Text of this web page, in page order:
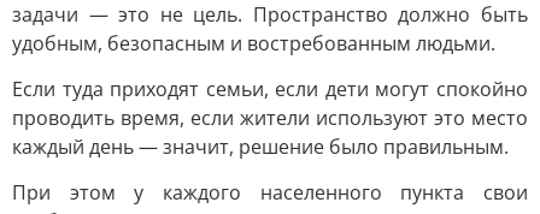
задачи — это не цель. Пространство должно быть
удобным, безопасным и востребованным людьми.
Если туда приходят семьи, если дети могут спокойно
проводить время, если жители используют это место
каждый день — значит, решение было правильным.
При этом у каждого населенного пункта свои